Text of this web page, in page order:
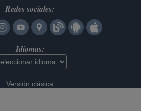
Redes sociales:
Idiomas:
Versión clásica